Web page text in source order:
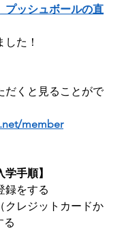
プッシュボールの直
した！
だくと見ることがで
member
学手順】
録をする
クレジットカードか
る